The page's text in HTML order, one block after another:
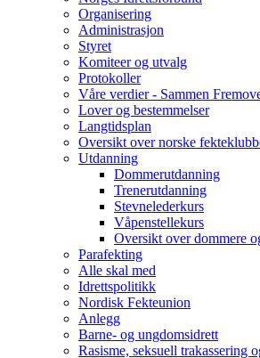
Organisering
Administrasjon
Styret
Komiteer og utvalg
Protokoller
Våre verdier - Sammen
Lover og bestemmelser
Langtidsplan
Oversikt over norske
Utdanning
Dommerutdanning
Trenerutdanning
Stevnelederkurs
Våpenstellekurs
Oversikt over dommere
Parafekting
Alle skal med
Idrettspolitikk
Nordisk Fekteunion
Anlegg
Barne- og ungdomsidrett
Rasisme, seksuell trakassering